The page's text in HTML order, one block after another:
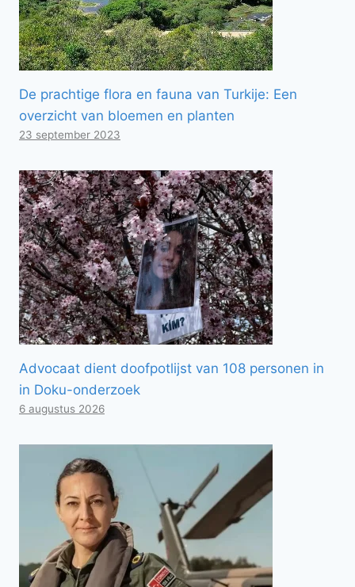
De prachtige flora en fauna van Turkije: Een
overzicht van bloemen en planten
23 september 2023
Advocaat dient doofpotlijst van 108 personen in
in Doku-onderzoek
6 augustus 2026